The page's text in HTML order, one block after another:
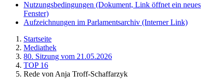
Nutzungsbedingungen (Dokument, Link öffnet ein neues
Fenster)
Aufzeichnungen im Parlamentsarchiv (Interner Link)
Startseite
Mediathek
80. Sitzung vom 21.05.2026
TOP 16
Rede von Anja Troff-Schaffarzyk